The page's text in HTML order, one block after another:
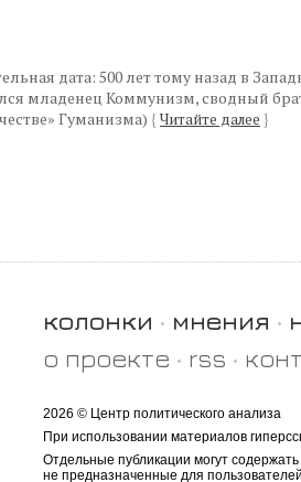
дата: 500 лет тому назад в
младенец Коммунизм, сводный
Гуманизма) { Читайте далее }
колонки мнения
о проекте
rss
2026 © Центр политического анализа
При использовании материалов
Отдельные публикации могут
не предназначенные для